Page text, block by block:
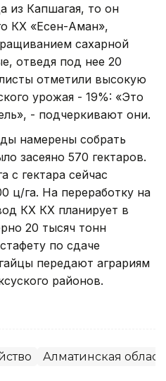
из Капшагая, то он
КХ «Есен-Аман»,
сахарной
отведя под нее 20
отметили высокую
урожая - 19%: «Это
- подчеркивают они.
намерены собрать
засеяно 570 гектаров.
с гектара сейчас
ц/га. На переработку на
КХ КХ планирует в
20 тысяч тонн
по сдаче
передают аграриям
районов.
Алматинская